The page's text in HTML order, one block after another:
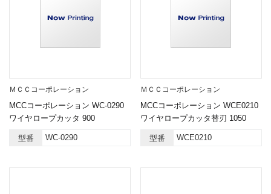
ＭＣＣコーポレーション
MCCコーポレーション WC-0290
ワイヤロープカッタ 900
型番 WC-0290
ＭＣＣコーポレーション
MCCコーポレーション WCE0210
ワイヤロープカッタ替刃 1050
型番 WCE0210